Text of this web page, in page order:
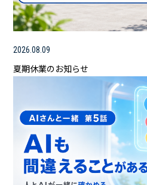
2026.08.09
夏期休業のお知らせ